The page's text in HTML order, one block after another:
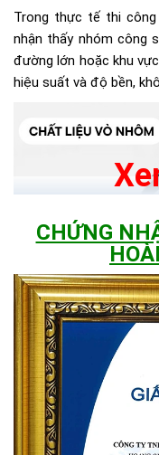
Trong thực tế thi công
nhận thấy nhóm công
đường lớn hoặc khu
hiệu suất và độ bền,
CHỨNG